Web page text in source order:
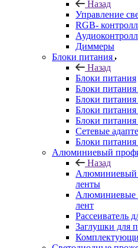
Назад
Управление
RGB-
Диммеры
Блоки питания
Назад
Блоки питания
Блоки
Блоки
Блоки
Блоки
Сетевые
Блоки
Алюминиевый
Назад
Алюминиевый
ленты
Алюминиевые
лент
Рассеиватель
Заглушки для